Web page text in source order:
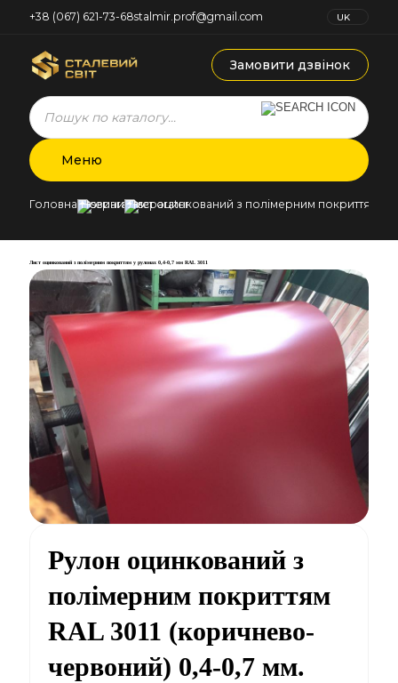
+38 (067) 621-73-68stalmir.prof@gmail.com
UK
Замовити дзвінок
Products
search
Меню
Головна Новини Лист оцинкований з полімерним покриттям у
Лист оцинкований з полімерним покриттям у рулонах 0,4-0,7 мм RAL 3011
Рулон оцинкований з
полімерним покриттям
RAL 3011 (коричнево-
червоний) 0,4-0,7 мм.